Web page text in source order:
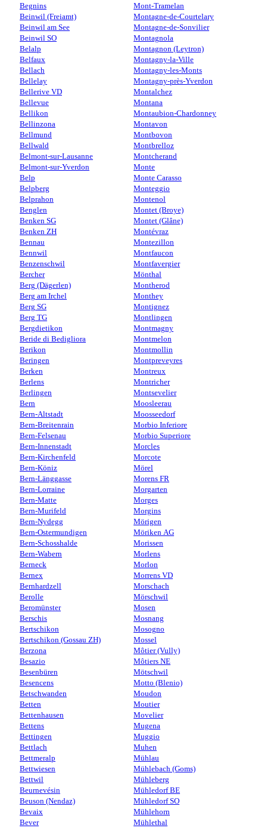
Begnins
Beinwil (Freiamt)
Beinwil am See
Beinwil SO
Belalp
Belfaux
Bellach
Bellelay
Bellerive VD
Bellevue
Bellikon
Bellinzona
Bellmund
Bellwald
Belmont-sur-Lausanne
Belmont-sur-Yverdon
Belp
Belpberg
Belprahon
Benglen
Benken SG
Benken ZH
Bennau
Bennwil
Benzenschwil
Bercher
Berg (Dägerlen)
Berg am Irchel
Berg SG
Berg TG
Bergdietikon
Beride di Bedigliora
Berikon
Beringen
Berken
Berlens
Berlingen
Bern
Bern-Altstadt
Bern-Breitenrain
Bern-Felsenau
Bern-Innenstadt
Bern-Kirchenfeld
Bern-Köniz
Bern-Länggasse
Bern-Lorraine
Bern-Matte
Bern-Murifeld
Bern-Nydegg
Bern-Ostermundigen
Bern-Schosshalde
Bern-Wabern
Berneck
Bernex
Bernhardzell
Berolle
Beromünster
Berschis
Bertschikon
Bertschikon (Gossau ZH)
Berzona
Besazio
Besenbüren
Besencens
Betschwanden
Betten
Bettenhausen
Bettens
Bettingen
Bettlach
Bettmeralp
Bettwiesen
Bettwil
Beurnevésin
Beuson (Nendaz)
Bevaix
Bever
Mont-Tramelan
Montagne-de-Courtelary
Montagne-de-Sonvilier
Montagnola
Montagnon (Leytron)
Montagny-la-Ville
Montagny-les-Monts
Montagny-près-Yverdon
Montalchez
Montana
Montaubion-Chardonney
Montavon
Montbovon
Montbrelloz
Montcherand
Monte
Monte Carasso
Monteggio
Montenol
Montet (Broye)
Montet (Glâne)
Montévraz
Montezillon
Montfaucon
Montfavergier
Mönthal
Montherod
Monthey
Montignez
Montlingen
Montmagny
Montmelon
Montmollin
Montpreveyres
Montreux
Montricher
Montsevelier
Moosleerau
Moosseedorf
Morbio Inferiore
Morbio Superiore
Morcles
Morcote
Mörel
Morens FR
Morgarten
Morges
Morgins
Mörigen
Möriken AG
Morissen
Morlens
Morlon
Morrens VD
Morschach
Mörschwil
Mosen
Mosnang
Mosogno
Mossel
Môtier (Vully)
Môtiers NE
Mötschwil
Motto (Blenio)
Moudon
Moutier
Movelier
Mugena
Muggio
Muhen
Mühlau
Mühlebach (Goms)
Mühleberg
Mühledorf BE
Mühledorf SO
Mühlehorn
Mühlethal